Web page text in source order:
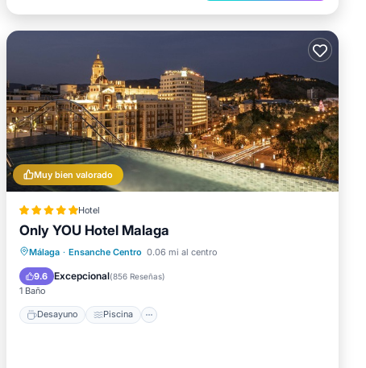
Muy bien valorado
Hotel
Only YOU Hotel Malaga
Málaga · Ensanche Centro 0.06 mi al centro
9.6 Excepcional(856 Reseñas)
1 Baño
Desayuno Piscina
Desayuno Piscina
Cocina
Aire acondicionado